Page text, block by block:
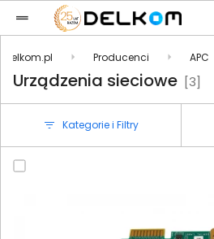
Delkom.pl Producenci APC
Urządzenia sieciowe [3]
Kategorie i Filtry